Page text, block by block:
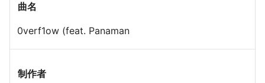
曲名
0verf1ow (feat. Panaman
制作者